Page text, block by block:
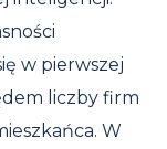
w pierwszej
liczby firm
W